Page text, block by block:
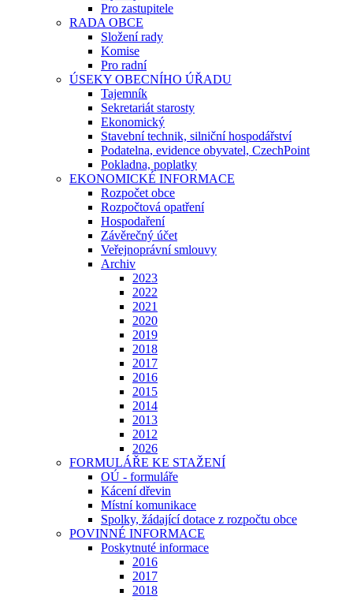
Pro zastupitele
RADA OBCE
Složení rady
Komise
Pro radní
ÚSEKY OBECNÍHO ÚŘADU
Tajemník
Sekretariát starosty
Ekonomický
Stavební technik, silniční hospodářství
Podatelna, evidence obyvatel, CzechPoint
Pokladna, poplatky
EKONOMICKÉ INFORMACE
Rozpočet obce
Rozpočtová opatření
Hospodaření
Závěrečný účet
Veřejnoprávní smlouvy
Archiv
2023
2022
2021
2020
2019
2018
2017
2016
2015
2014
2013
2012
2026
FORMULÁŘE KE STAŽENÍ
OÚ - formuláře
Kácení dřevin
Místní komunikace
Spolky, žádající dotace z rozpočtu obce
POVINNÉ INFORMACE
Poskytnuté informace
2016
2017
2018